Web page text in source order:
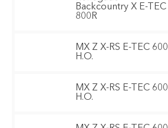
Backcountry X E-TEC
800R
MX Z X-RS E-TEC 600
H.O.
MX Z X-RS E-TEC 600
H.O.